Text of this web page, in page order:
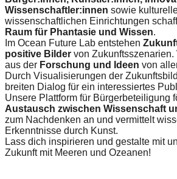
Wissenschaftler:innen sowie
wissenschaftlichen Einrichtungen
Raum für Phantasie und Wissen.
Im Ocean Future Lab entstehen
positive Bilder von Zukunftsszenarien.
aus der Forschung und Ideen von
Durch Visualisierungen der
breiten Dialog für ein interessiertes
Unsere Plattform für Bürgerbeteiligung
Austausch zwischen Wissenschaft
zum Nachdenken an und vermittelt
Erkenntnisse durch Kunst.
Lass dich inspirieren und gestalte mit
Zukunft mit Meeren und Ozeanen!